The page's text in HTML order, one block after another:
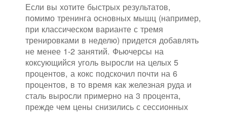
Если вы хотите быстрых результатов,
помимо тренинга основных мышц (например,
при классическом варианте с тремя
тренировками в неделю) придется добавлять
не менее 1-2 занятий. Фьючерсы на
коксующийся уголь выросли на целых 5
процентов, а кокс подскочил почти на 6
процентов, в то время как железная руда и
сталь выросли примерно на 3 процента,
прежде чем цены снизились с сессионных